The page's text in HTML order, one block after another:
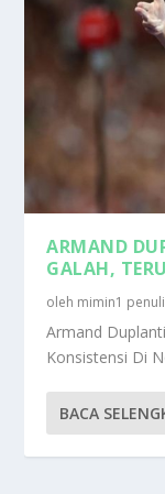
ARMAND
GALAH,
oleh mimin1
Armand
Konsistensi Di
BACA